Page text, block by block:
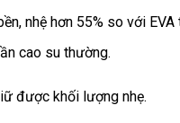
nhệ hơn 55% so với EVA
cao su thường.
được khối lượng nhẹ.